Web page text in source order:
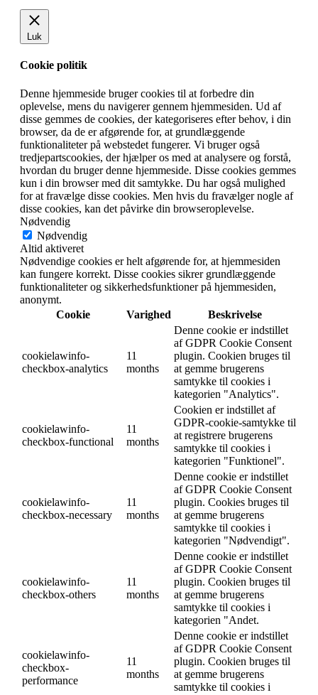
Luk
Cookie politik
Denne hjemmeside bruger cookies til at forbedre din
oplevelse, mens du navigerer gennem hjemmesiden. Ud af
disse gemmes de cookies, der kategoriseres efter behov, i din
browser, da de er afgørende for, at grundlæggende
funktionaliteter på webstedet fungerer. Vi bruger også
tredjepartscookies, der hjælper os med at analysere og forstå,
hvordan du bruger denne hjemmeside. Disse cookies gemmes
kun i din browser med dit samtykke. Du har også mulighed
for at fravælge disse cookies. Men hvis du fravælger nogle af
disse cookies, kan det påvirke din browseroplevelse.
Nødvendig
Nødvendig
Altid aktiveret
Nødvendige cookies er helt afgørende for, at hjemmesiden
kan fungere korrekt. Disse cookies sikrer grundlæggende
funktionaliteter og sikkerhedsfunktioner på hjemmesiden,
anonymt.
Cookie
Varighed Beskrivelse
cookielawinfo-
checkbox-analytics
11
months
Denne cookie er indstillet
af GDPR Cookie Consent
plugin. Cookien bruges til
at gemme brugerens
samtykke til cookies i
kategorien "Analytics".
cookielawinfo-
checkbox-functional
11
months
Cookien er indstillet af
GDPR-cookie-samtykke til
at registrere brugerens
samtykke til cookies i
kategorien "Funktionel".
cookielawinfo-
checkbox-necessary
11
months
Denne cookie er indstillet
af GDPR Cookie Consent
plugin. Cookies bruges til
at gemme brugerens
samtykke til cookies i
kategorien "Nødvendigt".
cookielawinfo-
checkbox-others
11
months
Denne cookie er indstillet
af GDPR Cookie Consent
plugin. Cookien bruges til
at gemme brugerens
samtykke til cookies i
kategorien "Andet.
cookielawinfo-
checkbox-
performance
11
months
Denne cookie er indstillet
af GDPR Cookie Consent
plugin. Cookien bruges til
at gemme brugerens
samtykke til cookies i